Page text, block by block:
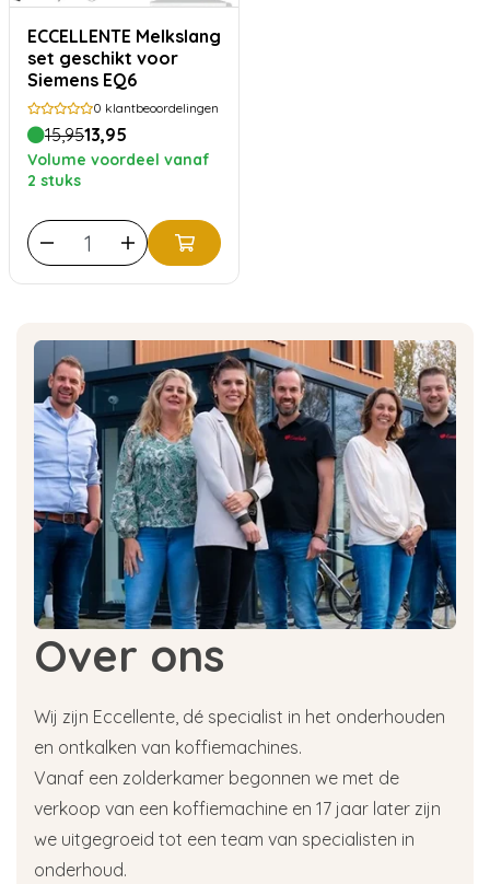
ECCELLENTE Melkslang
set geschikt voor
Siemens EQ6
0 klantbeoordelingen
15,9513,95
Volume voordeel vanaf
2 stuks
Over ons
Wij zijn Eccellente, dé specialist in het onderhouden
en ontkalken van koffiemachines.
Vanaf een zolderkamer begonnen we met de
verkoop van een koffiemachine en 17 jaar later zijn
we uitgegroeid tot een team van specialisten in
onderhoud.